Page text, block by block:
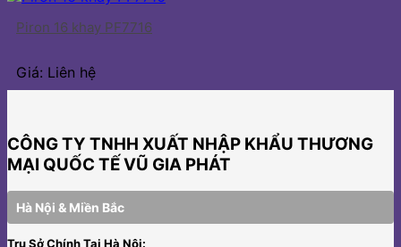
Piron 16 khay PF7716
Giá: Liên hệ
CÔNG TY TNHH XUẤT NHẬP KHẨU THƯƠNG
MẠI QUỐC TẾ VŨ GIA PHÁT
Hà Nội & Miền Bắc
Trụ Sở Chính Tại Hà Nội: